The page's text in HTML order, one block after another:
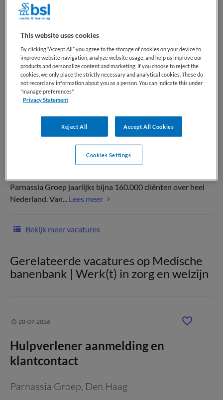
Niet nader bepaald
Vacature niet beschikbaar
Deze vacature Basispsycholoog bij Parnassia Groep is niet
meer actueel. Hieronder staan enkele vergelijkbare
vacatures die voor u wellicht interessant zijn.
Parnassia Groep jaarlijks bijna 160.000 cliënten over heel
Nederland. Van... Lees meer
Bekijk meer vacatures
Gerelateerde vacatures op Medische
banenbank | Werk(t) in zorg en welzijn
20-07-2026
Hulpverlener aanmelding en
klantcontact
Parnassia Groep, Den Haag
This website uses cookies
By clicking “Accept All” you agree to the storage of cookies on your device to
improve website navigation, analyze website usage, and help us improve our
products and personalize content and marketing. If you choose to reject the
cookies, we only place the strictly necessary and analytical cookies. These do
not record any information about you as a person. You can indicate this under
"manage preferences"
Privacy Statement
Reject All Accept All Cookies
Cookies Settings